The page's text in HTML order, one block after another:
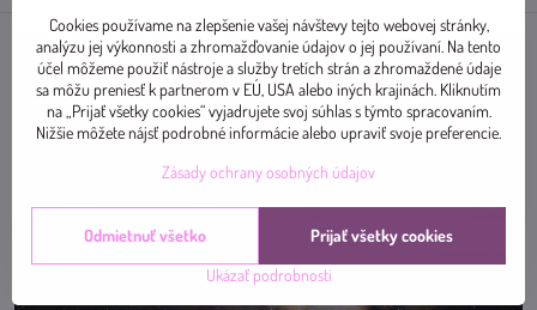
Cookies používame na zlepšenie vašej návštevy tejto webovej stránky,
analýzu jej výkonnosti a zhromažďovanie údajov o jej používaní. Na tento
účel môžeme použiť nástroje a služby tretích strán a zhromaždené údaje
sa môžu preniesť k partnerom v EÚ, USA alebo iných krajinách. Kliknutím
na „Prijať všetky cookies“ vyjadrujete svoj súhlas s týmto spracovaním.
Nižšie môžete nájsť podrobné informácie alebo upraviť svoje preferencie.
Zásady ochrany osobných údajov
Ukázať podrobnosti
Prijať všetky cookies
Odmietnuť všetko